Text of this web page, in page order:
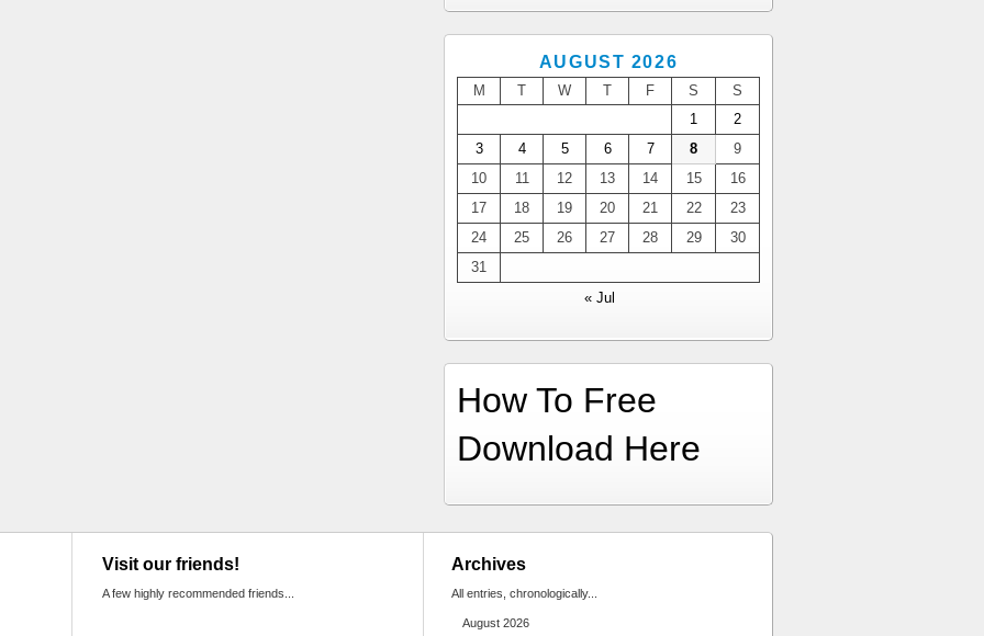
AUGUST 2026
M T W T F S
S
1
2
3
4 5 6 7 8
9
10
11 12 13 14 15
16
17
18 19 20 21 22
23
24
25 26 27 28 29
30
31
« Jul
How To Free
Download Here
Visit our friends!
A few highly recommended friends...
Archives
All entries, chronologically...
August 2026